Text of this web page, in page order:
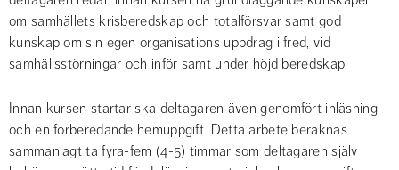
om samhällets krisberedskap och totalförsvar samt god
kunskap om sin egen organisations uppdrag i fred, vid
samhällsstörningar och inför samt under höjd beredskap.
Innan kursen startar ska deltagaren även genomfört inläsning
och en förberedande hemuppgift. Detta arbete beräknas
sammanlagt ta fyra-fem (4-5) timmar som deltagaren själv